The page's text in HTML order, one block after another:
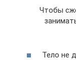
Чтобы
Тело не